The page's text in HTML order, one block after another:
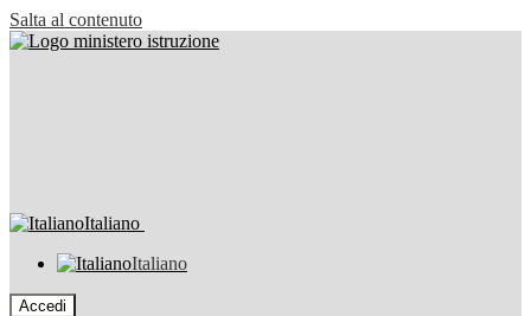
Salta al contenuto
Italiano
Italiano
Accedi